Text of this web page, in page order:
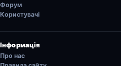
Форум
Користувачі
Інформація
Про нас